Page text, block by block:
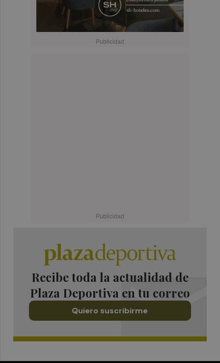
Recibe toda la actualidad de
Plaza Deportiva en tu correo
Quiero suscribirme